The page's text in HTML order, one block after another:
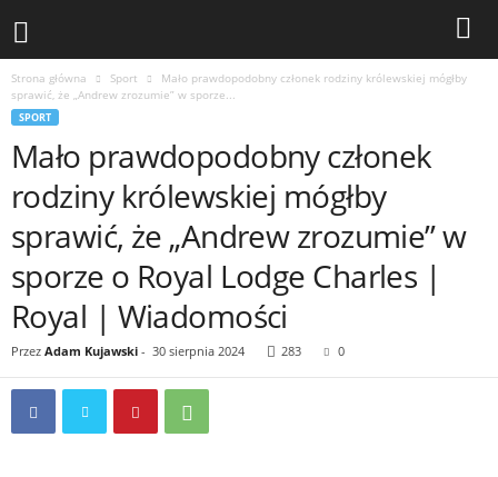
Strona główna Sport
Mało prawdopodobny członek rodziny królewskiej mógłby
sprawić, że „Andrew zrozumie” w sporze...
SPORT
Mało prawdopodobny członek
rodziny królewskiej mógłby
sprawić, że „Andrew zrozumie” w
sporze o Royal Lodge Charles |
Royal | Wiadomości
Przez Adam Kujawski - 30 sierpnia 2024 283 0